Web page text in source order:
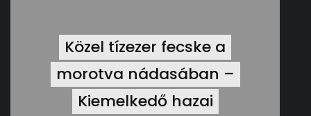
Közel tízezer fecske a
morotva nádasában –
Kiemelkedő hazai